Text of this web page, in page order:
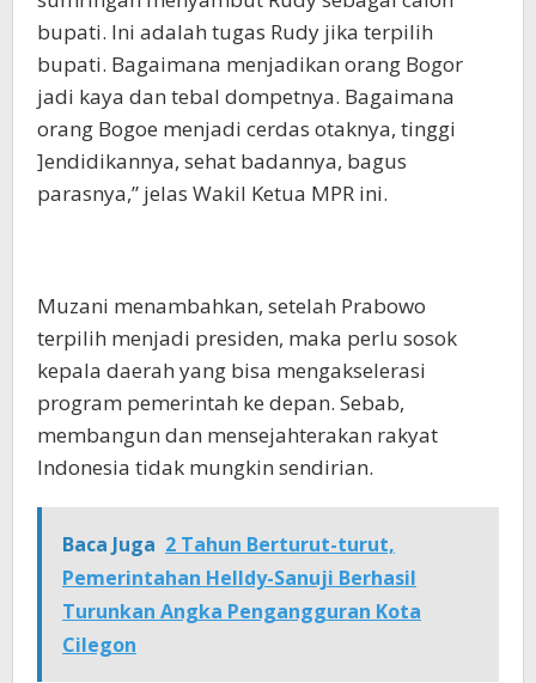
bupati. Ini adalah tugas Rudy jika terpilih
bupati. Bagaimana menjadikan orang Bogor
jadi kaya dan tebal dompetnya. Bagaimana
orang Bogoe menjadi cerdas otaknya, tinggi
]endidikannya, sehat badannya, bagus
parasnya,” jelas Wakil Ketua MPR ini.
Muzani menambahkan, setelah Prabowo
terpilih menjadi presiden, maka perlu sosok
kepala daerah yang bisa mengakselerasi
program pemerintah ke depan. Sebab,
membangun dan mensejahterakan rakyat
Indonesia tidak mungkin sendirian.
Baca Juga 2 Tahun Berturut-turut,
Pemerintahan Helldy-Sanuji Berhasil
Turunkan Angka Pengangguran Kota
Cilegon